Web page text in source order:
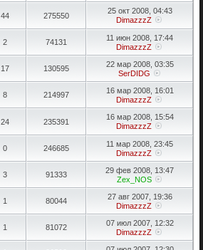
44 275550
25 окт 2008, 04:43
DimazzzZ
2 74131
11 июн 2008, 17:44
DimazzzZ
17 130595
22 мар 2008, 03:35
SerDIDG
8 214997
16 мар 2008, 16:01
DimazzzZ
24 235391
16 мар 2008, 15:54
DimazzzZ
0 246685
11 мар 2008, 23:45
DimazzzZ
3 91333
29 фев 2008, 13:47
Zex_NOS
1 80044
27 авг 2007, 19:36
DimazzzZ
1 81072
07 июл 2007, 12:32
DimazzzZ